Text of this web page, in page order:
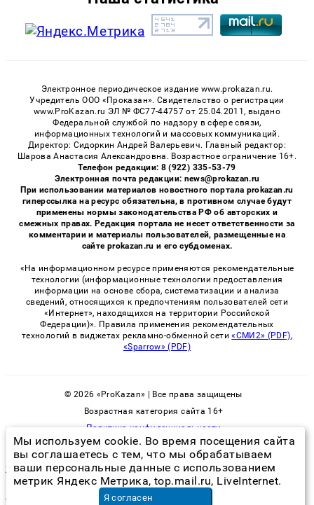
Электронное периодическое издание www.prokazan.ru.
Учредитель ООО «Проказан». Cвидетельство о регистрации
www.ProKazan.ru ЭЛ № ФС77-44757 от 25.04.2011, выдано
Федеральной службой по надзору в сфере связи,
информационных технологий и массовых коммуникаций.
Директор: Сидоркин Андрей Валерьевич. Главный редактор:
Шарова Анастасия Александровна. Возрастное ограничение 16+.
Телефон редакции: 8 (922) 335-53-79
Электронная почта редакции: news@prokazan.ru
При использовании материалов новостного портала prokazan.ru
гиперссылка на ресурс обязательна, в противном случае будут
применены нормы законодательства РФ об авторских и
смежных правах. Редакция портала не несет ответственности за
комментарии и материалы пользователей, размещенные на
сайте prokazan.ru и его субдоменах.
«На информационном ресурсе применяются рекомендательные
технологии (информационные технологии предоставления
информации на основе сбора, систематизации и анализа
сведений, относящихся к предпочтениям пользователей сети
«Интернет», находящихся на территории Российской
Федерации)». Правила применения рекомендательных
технологий в виджетах рекламно-обменной сети«СМИ2» (PDF),
«Sparrow» (PDF)
© 2026 «ProKazan» | Все права защищены
Возрастная категория сайта 16+
Политика конфиденциальности
хорошее средство от клопов в квартире без запаха
восстановление блока абсв Москве
Мы используем cookie. Во время посещения сайта
вы соглашаетесь с тем, что мы обрабатываем
ваши персональные данные с использованием
метрик Яндекс Метрика, top.mail.ru, LiveInternet.
Я согласен